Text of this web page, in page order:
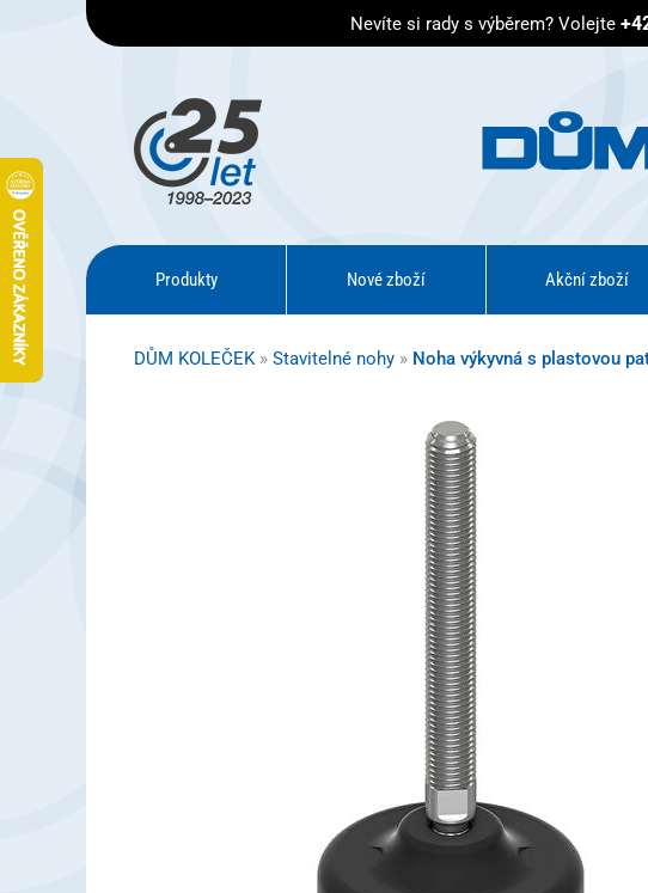
Nevíte si rady s výběrem? Volejte
Produkty Nové zboží Akční zboží
DŮM KOLEČEK» Stavitelné nohy » Noha výkyvná s plastovou